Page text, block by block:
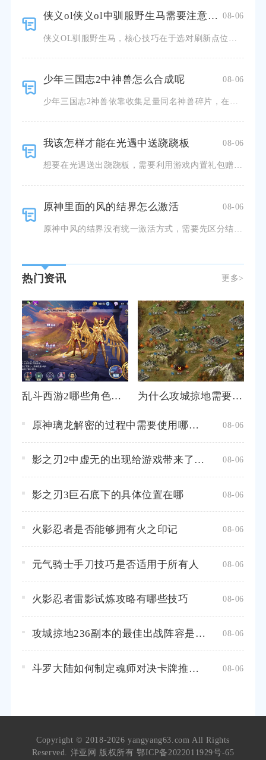
侠义ol侠义ol中驯服野生马需要注意哪些技巧 08-06
少年三国志2中神兽怎么合成呢 08-06
少年三国志2神兽依靠收集足量同名神兽碎片，在神兽系统界面完成合成，解锁全新神兽本体。想要进行神兽合成
我该怎样才能在光遇中送跷跷板 08-06
想要在光遇送出跷跷板，需要利用游戏内置礼包赠礼功能，满足全部前置条件后，面对面发起赠礼邀约并完成支付
原神里面的风的结界怎么激活 08-06
原神中风的结界没有统一激活方式，需要先区分结界类型，野外常见分为风种子解密结界、风元素方碑结界、任务
热门资讯 更多>
乱斗西游2哪些角色适合组队使用 为什么攻城掠地需要获得翻倍券
原神璃龙解密的过程中需要使用哪些物品 08-06
影之刃2中虚无的出现给游戏带来了什么 08-06
影之刃3巨石底下的具体位置在哪 08-06
火影忍者是否能够拥有火之印记 08-06
元气骑士手刀技巧是否适用于所有人 08-06
火影忍者雷影试炼攻略有哪些技巧 08-06
攻城掠地236副本的最佳出战阵容是什么 08-06
斗罗大陆如何制定魂师对决卡牌推荐的优先级策略 08-06
Copyright © 2018-2026 yangyang63.com All Rights
Reserved. 洋亚网 版权所有 鄂ICP备2022011929号-65